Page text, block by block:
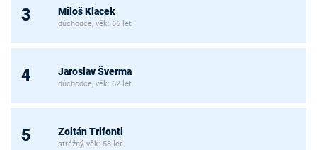
3 Miloš Klacek
důchodce, věk: 66 let
4 Jaroslav Šverma
důchodce, věk: 62 let
5 Zoltán Trifonti
strážný, věk: 58 let